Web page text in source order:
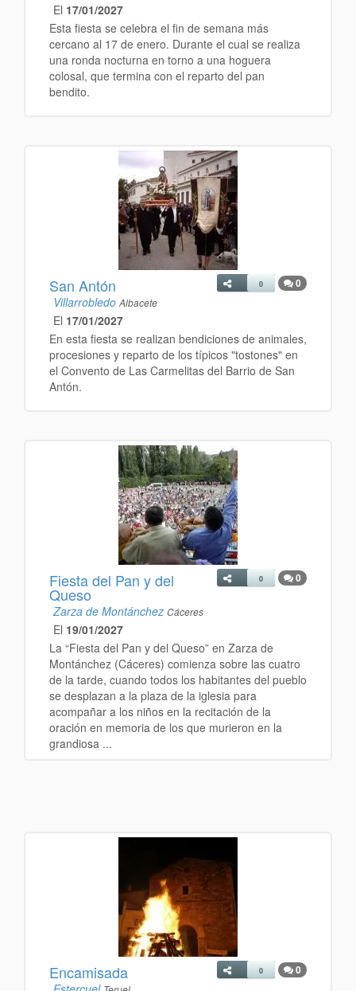
El 17/01/2027
Esta fiesta se celebra el fin de semana más
cercano al 17 de enero. Durante el cual se realiza
una ronda nocturna en torno a una hoguera
colosal, que termina con el reparto del pan
bendito.
0
0
San Antón
Villarrobledo Albacete
El 17/01/2027
En esta fiesta se realizan bendiciones de animales,
procesiones y reparto de los típicos "tostones" en
el Convento de Las Carmelitas del Barrio de San
Antón.
0
0
Fiesta del Pan y del
Queso
Zarza de Montánchez Cáceres
El 19/01/2027
La “Fiesta del Pan y del Queso” en Zarza de
Montánchez (Cáceres) comienza sobre las cuatro
de la tarde, cuando todos los habitantes del pueblo
se desplazan a la plaza de la iglesia para
acompañar a los niños en la recitación de la
oración en memoria de los que murieron en la
grandiosa ...
0
0
Encamisada